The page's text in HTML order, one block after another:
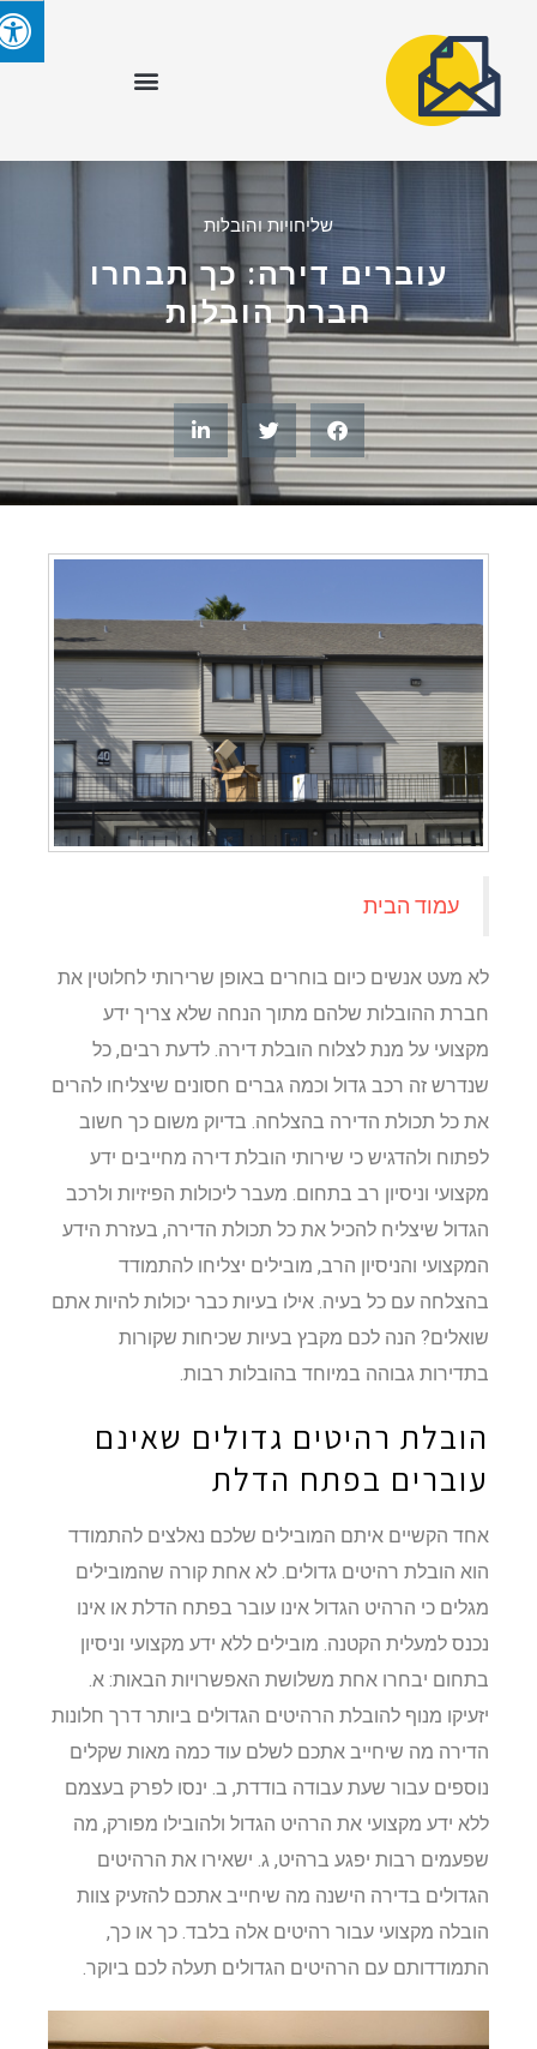
שליחויות והובלות
עוברים דירה: כך תבחרו
חברת הובלות
עמוד הבית
לא מעט אנשים כיום בוחרים באופן שרירותי לחלוטין את
חברת ההובלות שלהם מתוך הנחה שלא צריך ידע
מקצועי על מנת לצלוח הובלת דירה. לדעת רבים, כל
שנדרש זה רכב גדול וכמה גברים חסונים שיצליחו להרים
את כל תכולת הדירה בהצלחה. בדיוק משום כך חשוב
לפתוח ולהדגיש כי שירותי הובלת דירה מחייבים ידע
מקצועי וניסיון רב בתחום. מעבר ליכולות הפיזיות ולרכב
הגדול שיצליח להכיל את כל תכולת הדירה, בעזרת הידע
המקצועי והניסיון הרב, מובילים יצליחו להתמודד
בהצלחה עם כל בעיה. אילו בעיות כבר יכולות להיות אתם
שואלים? הנה לכם מקבץ בעיות שכיחות שקורות
בתדירות גבוהה במיוחד בהובלות רבות.
הובלת רהיטים גדולים שאינם
עוברים בפתח הדלת
אחד הקשיים איתם המובילים שלכם נאלצים להתמודד
הוא הובלת רהיטים גדולים. לא אחת קורה שהמובילים
מגלים כי הרהיט הגדול אינו עובר בפתח הדלת או אינו
נכנס למעלית הקטנה. מובילים ללא ידע מקצועי וניסיון
בתחום יבחרו אחת משלושת האפשרויות הבאות: א.
יזעיקו מנוף להובלת הרהיטים הגדולים ביותר דרך חלונות
הדירה מה שיחייב אתכם לשלם עוד כמה מאות שקלים
נוספים עבור שעת עבודה בודדת, ב. ינסו לפרק בעצמם
ללא ידע מקצועי את הרהיט הגדול ולהובילו מפורק, מה
שפעמים רבות יפגע ברהיט, ג. ישאירו את הרהיטים
הגדולים בדירה הישנה מה שיחייב אתכם להזעיק צוות
הובלה מקצועי עבור רהיטים אלה בלבד. כך או כך,
התמודדותם עם הרהיטים הגדולים תעלה לכם ביוקר.